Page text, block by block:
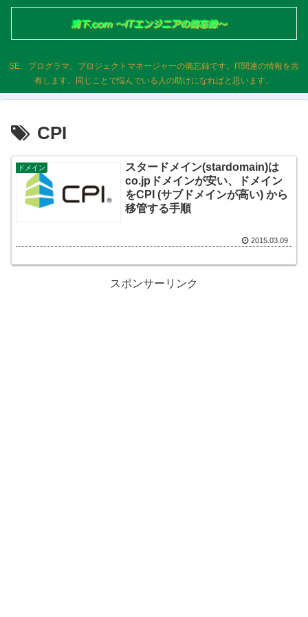
SE、プログラマ、プロジェクトマネージャーの備忘録です。IT関連の情報を共
有します。同じことで悩んでいる人の助けになればと思います。
CPI
ドメイン
スタードメイン(stardomain)は
co.jpドメインが安い、ドメイン
をCPI (サブドメインが高い) から
移管する手順
2015.03.09
スポンサーリンク